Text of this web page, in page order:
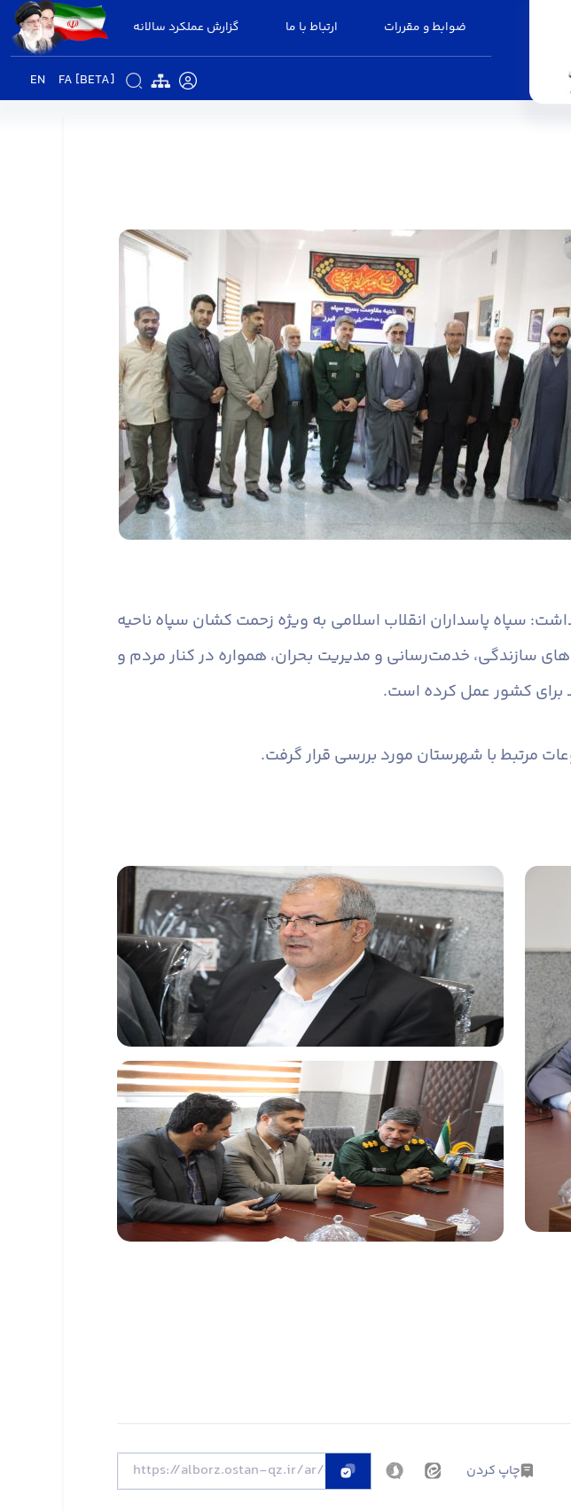
ضوابط و مقررات ارتباط با ما گزارش عملکرد سالانه
FA [BETA]
EN
سپاه پاسداران انقلاب اسلامی به ویژه زحمت کشان سپاه ناحیه
سازندگی، خدمت‌رسانی و مدیریت بحران، همواره در کنار مردم و
برای کشور عمل کرده است.
مرتبط با شهرستان مورد بررسی قرار گرفت.
چاپ کردن